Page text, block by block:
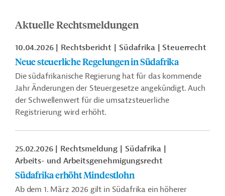
Aktuelle Rechtsmeldungen
10.04.2026 Rechtsbericht Südafrika Steuerrecht
Neue steuerliche Regelungen in Südafrika
Die südafrikanische Regierung hat für das kommende
Jahr Änderungen der Steuergesetze angekündigt. Auch
der Schwellenwert für die umsatzsteuerliche
Registrierung wird erhöht.
25.02.2026 Rechtsmeldung
Südafrika
Arbeits- und Arbeitsgenehmigungsrecht
Südafrika erhöht Mindestlohn
Ab dem 1. März 2026 gilt in Südafrika ein höherer